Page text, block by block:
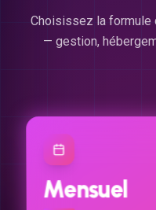
Choisissez la formule
— gestion,
Mensuel